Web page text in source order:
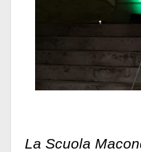
La Scuola